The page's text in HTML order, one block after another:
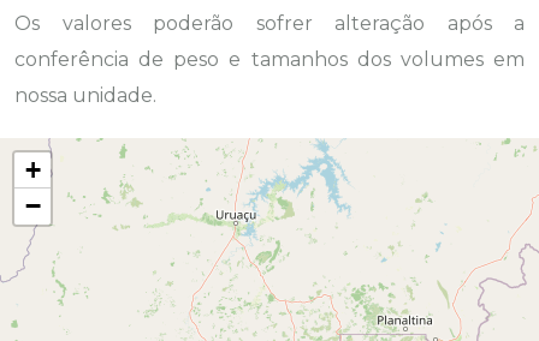
Os valores poderão sofrer alteração após a
conferência de peso e tamanhos dos volumes em
nossa unidade.
+
−